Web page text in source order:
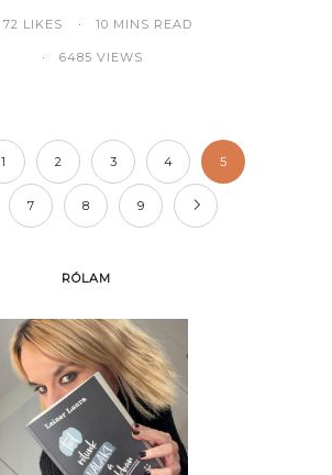
72 LIKES 10 MINS READ
6485 VIEWS
1 2 3 4 5
7 8 9
RÓLAM